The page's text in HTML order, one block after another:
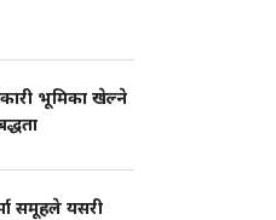
भूमिका खेल्ने
समूहले यसरी